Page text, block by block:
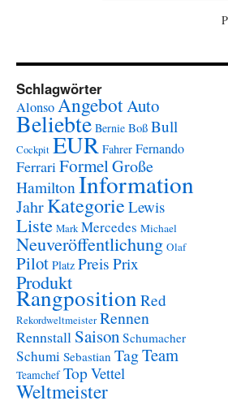
Schlagwörter
AlonsoAngebotAuto
Beliebte Bernie Boß Bull
Cockpit EUR Fahrer Fernando
FerrariFormelGroße
HamiltonInformation
JahrKategorie Lewis
Liste Mark Mercedes Michael
Neuveröffentlichung Olaf
Pilot Platz Preis Prix
Produkt
Rangposition Red
Rekordweltmeister Rennen
Rennstall Saison Schumacher
Schumi Sebastian TagTeam
Teamchef TopVettel
Weltmeister